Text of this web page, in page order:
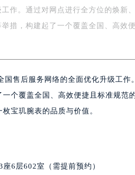
金融城写字楼1号楼16层1604室（
地商务中心东塔写字楼（华润万象
茂天际中心写字楼8层805室（需提
世界贸易中心写字楼A座13层1304
号绿地双子塔（中央广场）A1座
汇国际中心写字楼A塔7层704室（需
华润大厦写字楼17层1701室（需提前
工作。通过对网点进行全方位的焕新
举措，构建起了一个覆盖全国、高效
国售后服务网络的全面优化升级工
个覆盖全国、高效便捷且标准规范
宝玑腕表的品质与价值。
6层602室（需提前预约）